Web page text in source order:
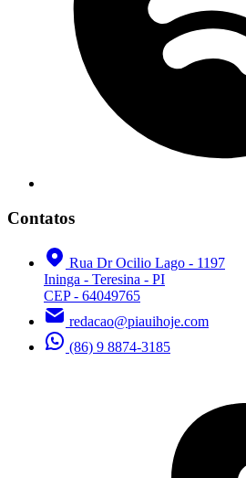
Contatos
Rua Dr Ocilio Lago - 1197
Ininga - Teresina - PI
CEP - 64049765
redacao@piauihoje.com
(86) 9 8874-3185